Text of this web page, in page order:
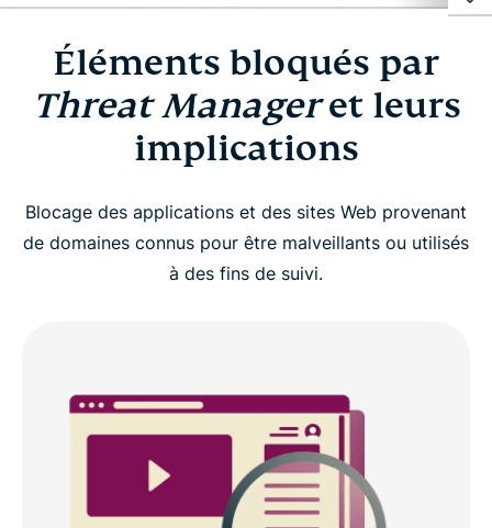
Éléments bloqués par Threat Manager et leurs
implications
Comment activer Threat Manager ?
Appareils compatibles et configuration requise
navigateur
Pourquoi opter pour ExpressVPN pour se protéger
contre les menaces ?
Éléments bloqués par
Threat Manageret leurs
implications
Blocage des applications et des sites Web provenant
de domaines connus pour être malveillants ou utilisés
à des fins de suivi.